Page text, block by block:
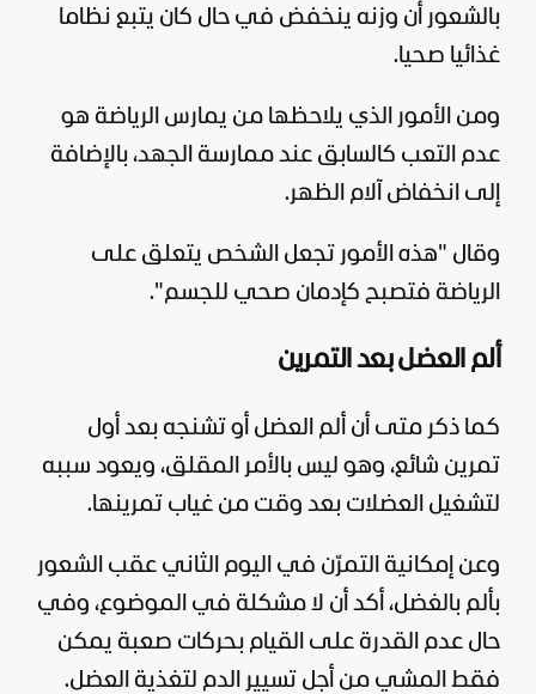
بالشعور أن وزنه ينخفض في حال كان يتبع نظاما
غذائيا صحيا.
ومن الأمور الذي يلاحظها من يمارس الرياضة هو
عدم التعب كالسابق عند ممارسة الجهد، بالإضافة
إلى انخفاض آلام الظهر.
وقال "هذه الأمور تجعل الشخص يتعلق على
الرياضة فتصبح كإدمان صحي للجسم".
ألم العضل بعد التمرين
كما ذكر متى أن ألم العضل أو تشنجه بعد أول
تمرين شائع، وهو ليس بالأمر المقلق، ويعود سببه
لتشغيل العضلات بعد وقت من غياب تمرينها.
وعن إمكانية التمرّن في اليوم الثاني عقب الشعور
بألم بالغضل، أكد أن لا مشكلة في الموضوع، وفي
حال عدم القدرة على القيام بحركات صعبة يمكن
فقط المشي من أجل تسيير الدم لتغذية العضل.